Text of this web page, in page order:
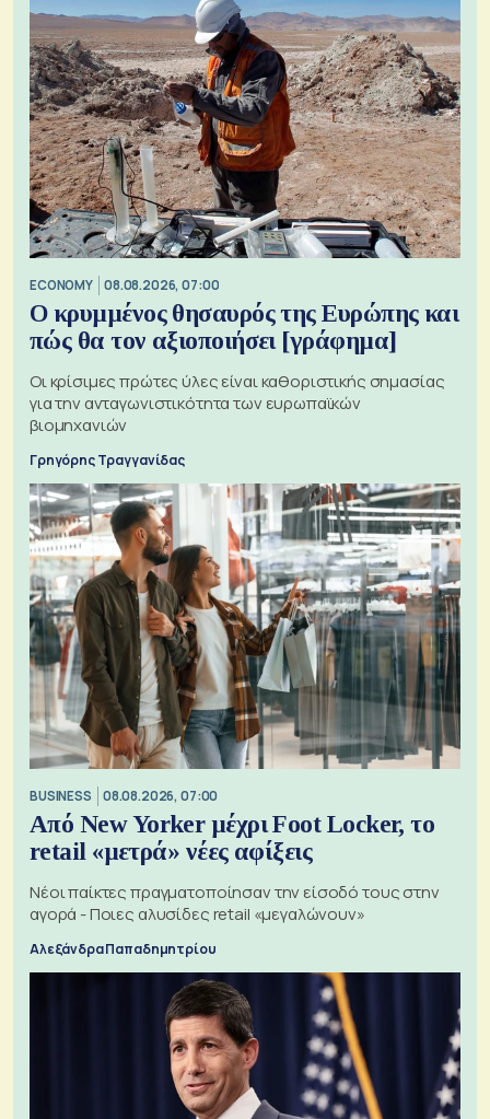
ECONOMY 08.08.2026, 07:00
Ο κρυμμένος θησαυρός της Ευρώπης και
πώς θα τον αξιοποιήσει [γράφημα]
Οι κρίσιμες πρώτες ύλες είναι καθοριστικής σημασίας
για την ανταγωνιστικότητα των ευρωπαϊκών
βιομηχανιών
Γρηγόρης Τραγγανίδας
BUSINESS 08.08.2026, 07:00
Από New Yorker μέχρι Foot Locker, το
retail «μετρά» νέες αφίξεις
Νέοι παίκτες πραγματοποίησαν την είσοδό τους στην
αγορά - Ποιες αλυσίδες retail «μεγαλώνουν»
Αλεξάνδρα Παπαδημητρίου